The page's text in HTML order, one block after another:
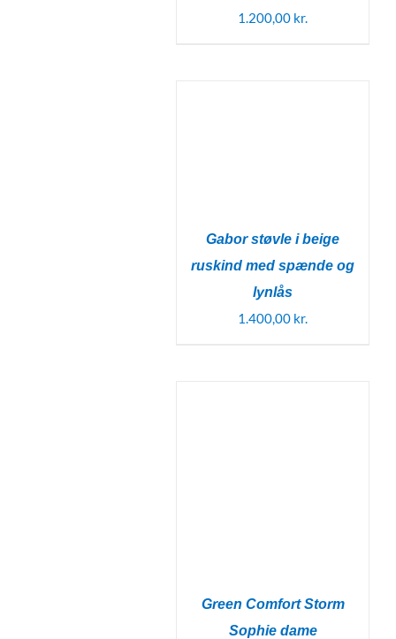
1.200,00 kr.
Gabor støvle i beige
ruskind med spænde og
lynlås
1.400,00 kr.
Green Comfort Storm
Sophie dame